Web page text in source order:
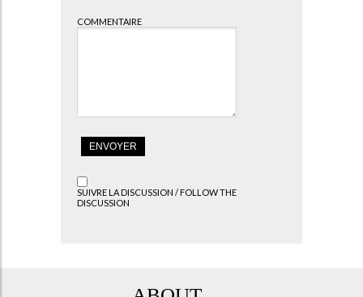
COMMENTAIRE
SUIVRE LA DISCUSSION / FOLLOW THE
DISCUSSION